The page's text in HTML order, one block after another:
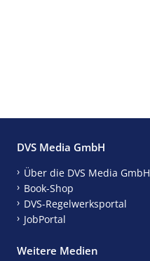
DVS Media GmbH
Über die DVS Media GmbH
Book-Shop
DVS-Regelwerksportal
JobPortal
Weitere Medien